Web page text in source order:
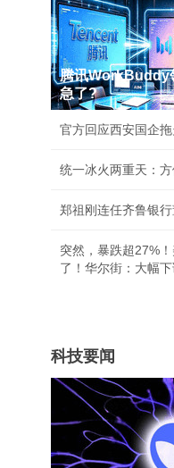
腾讯WorkBuddy
急了?
官方回应西安国企
统一冰火两重天：
郑祖刚连任齐鲁银
突然，暴跌超27%
了！华尔街：大幅下
科技要闻